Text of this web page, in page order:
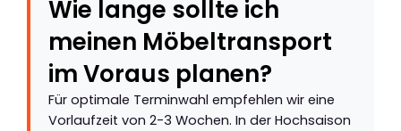
Wie lange sollte ich
meinen Möbeltransport
im Voraus planen?
Für optimale Terminwahl empfehlen wir eine
Vorlaufzeit von 2-3 Wochen. In der Hochsaison